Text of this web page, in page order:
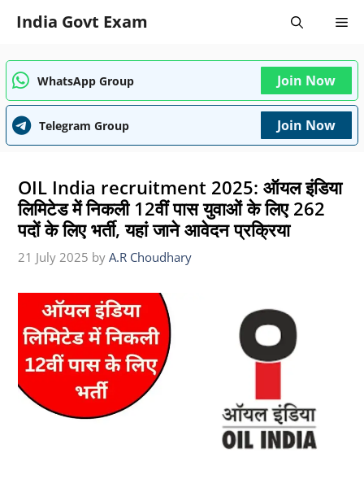
India Govt Exam
WhatsApp Group Join Now
Telegram Group Join Now
OIL India recruitment 2025: ऑयल इंडिया
लिमिटेड में निकली 12वीं पास युवाओं के लिए 262
पदों के लिए भर्ती, यहां जाने आवेदन प्रक्रिया
21 July 2025 by A.R Choudhary